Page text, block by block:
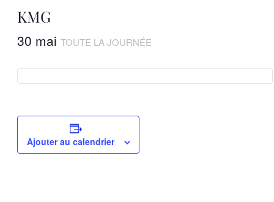
KMG
30 mai TOUTE LA JOURNÉE
Ajouter au calendrier